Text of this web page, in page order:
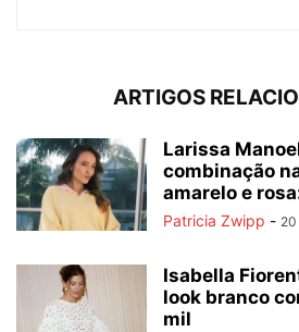
ARTIGOS
Larissa
combinação
amarelo e
Patricia Zwipp -
Isabella
look branco
mil